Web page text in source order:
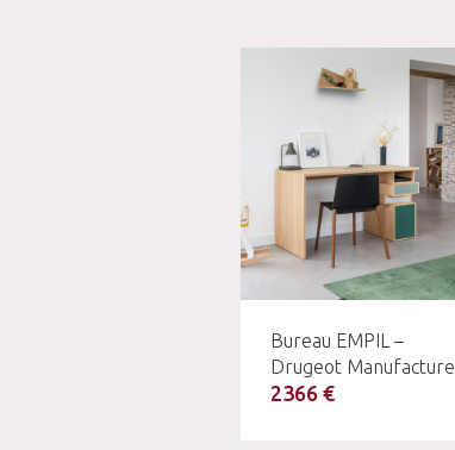
Bureau EMPIL –
Drugeot Manufacture
2366 €